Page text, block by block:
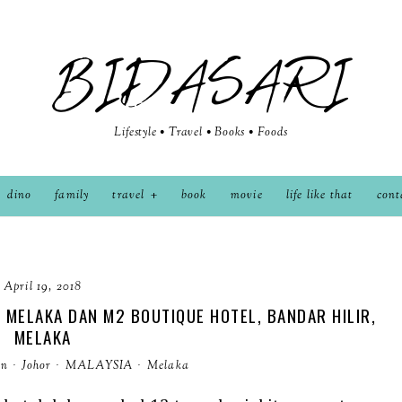
BIDASARI
Lifestyle • Travel • Books • Foods
dino family travel book movie life like that
April 19, 2018
DAN M2 BOUTIQUE HOTEL, BANDAR HILIR,
MELAKA
· Johor · MALAYSIA · Melaka